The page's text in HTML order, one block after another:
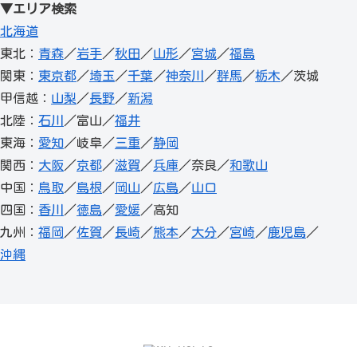
▼エリア検索
北海道
東北： 青森／岩手／秋田／山形／宮城／福島
関東： 東京都／埼玉／千葉／神奈川 ／群馬／栃木／茨城
甲信越： 山梨／長野／新潟
北陸： 石川 ／富山／福井
東海： 愛知／岐阜／三重／静岡
関西： 大阪／京都／滋賀／兵庫／奈良／和歌山
中国： 鳥取／島根／ 岡山／広島／山口
四国： 香川 ／徳島／愛媛／高知
九州： 福岡 ／佐賀／長崎／熊本／大分／宮崎／鹿児島／
沖縄